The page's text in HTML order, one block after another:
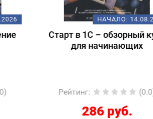
НАЧАЛО: 14.08.2026
Старт в 1С – обзорный курс
для начинающих
(0.0)
286 руб.